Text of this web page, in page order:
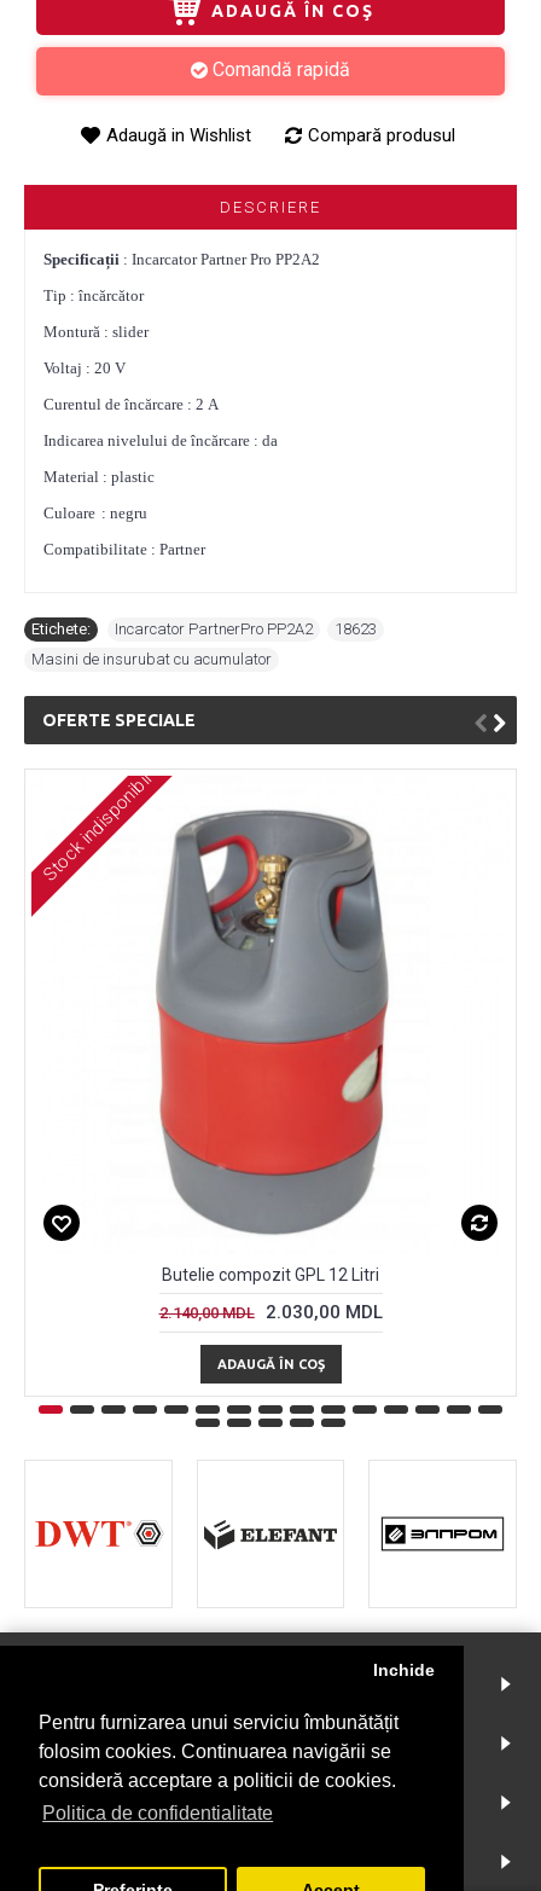
Pentru furnizarea unui serviciu îmbunătățit
folosim cookies. Continuarea navigării se
consideră acceptare a politicii de cookies.
Politica de confidentialitate
Inchide
ADAUGĂ ÎN COŞ
Comandă rapidă
Adaugă in Wishlist Compară produsul
DESCRIERE
Specificații : Incarcator Partner Pro PP2A2
Tip : încărcător
Montură : slider
Voltaj : 20 V
Curentul de încărcare : 2 А
Indicarea nivelului de încărcare : da
Material : plastic
Culoare : negru
Compatibilitate : Partner
Etichete: Incarcator PartnerPro PP2A2 18623
Masini de insurubat cu acumulator
OFERTE SPECIALE
Stock indisponibil
Butelie compozit GPL 12 Litri
2.140,00 MDL 2.030,00 MDL
ADAUGĂ ÎN COŞ
CONT